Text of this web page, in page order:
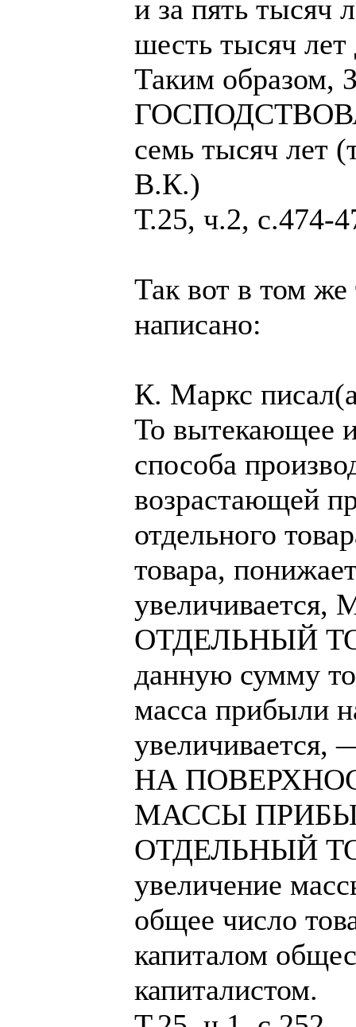
и за пять тысяч
шесть тысяч лет
Таким
семь тысяч лет
В.К.)
Т.25, ч.2, с.474-
Так вот в том же
написано:
К. Маркс
То вытекающее
способа
возрастающей
отдельного
товара,
ОТДЕЛЬНЫЙ
данную сумму
масса прибыли
НА
МАССЫ
ОТДЕЛЬНЫЙ
увеличение
общее число
капиталом
капиталистом.